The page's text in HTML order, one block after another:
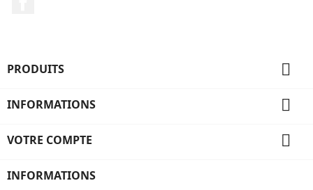
PRODUITS 
INFORMATIONS 
VOTRE COMPTE 
INFORMATIONS